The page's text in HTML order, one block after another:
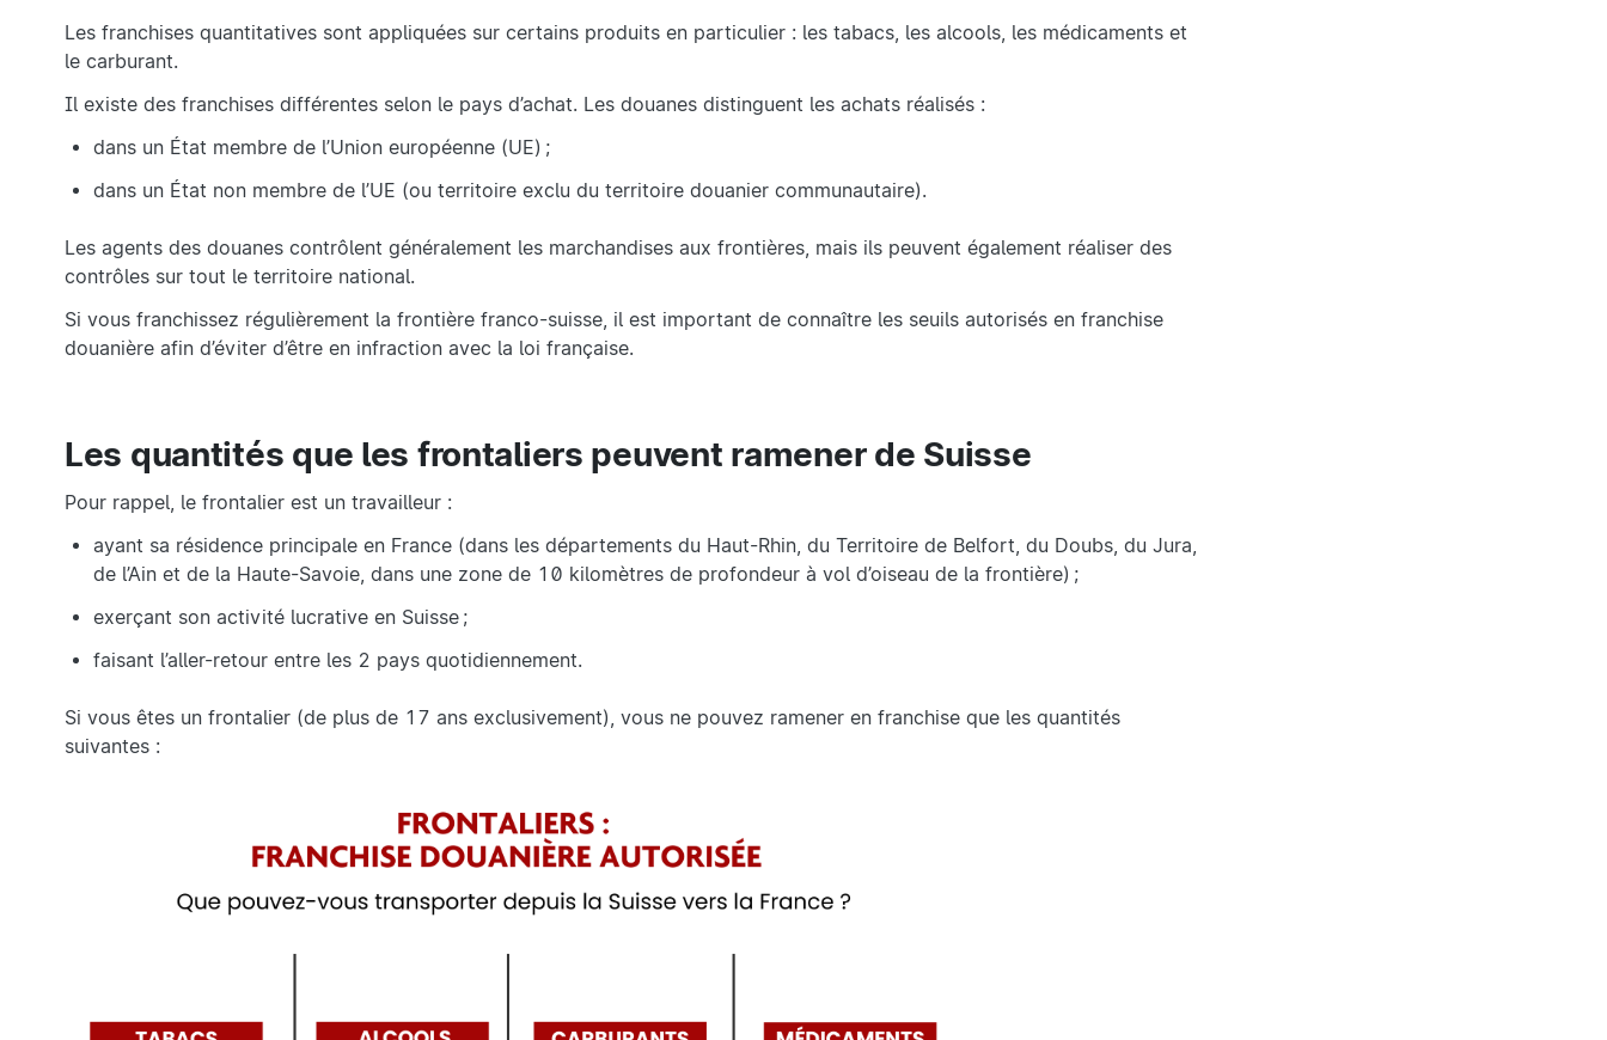
Les franchises quantitatives sont appliquées sur certains produits en particulier : les tabacs, les alcools, les médicaments et
le carburant.
Il existe des franchises différentes selon le pays d’achat. Les douanes distinguent les achats réalisés :
dans un État membre de l’Union européenne (UE) ;
dans un État non membre de l’UE (ou territoire exclu du territoire douanier communautaire).
Les agents des douanes contrôlent généralement les marchandises aux frontières, mais ils peuvent également réaliser des
contrôles sur tout le territoire national.
Si vous franchissez régulièrement la frontière franco-suisse, il est important de connaître les seuils autorisés en franchise
douanière afin d’éviter d’être en infraction avec la loi française.
Les quantités que les frontaliers peuvent ramener de Suisse
Pour rappel, le frontalier est un travailleur :
ayant sa résidence principale en France (dans les départements du Haut-Rhin, du Territoire de Belfort, du Doubs, du Jura,
de l’Ain et de la Haute-Savoie, dans une zone de 10 kilomètres de profondeur à vol d’oiseau de la frontière) ;
exerçant son activité lucrative en Suisse ;
faisant l’aller-retour entre les 2 pays quotidiennement.
Si vous êtes un frontalier (de plus de 17 ans exclusivement), vous ne pouvez ramener en franchise que les quantités
suivantes :